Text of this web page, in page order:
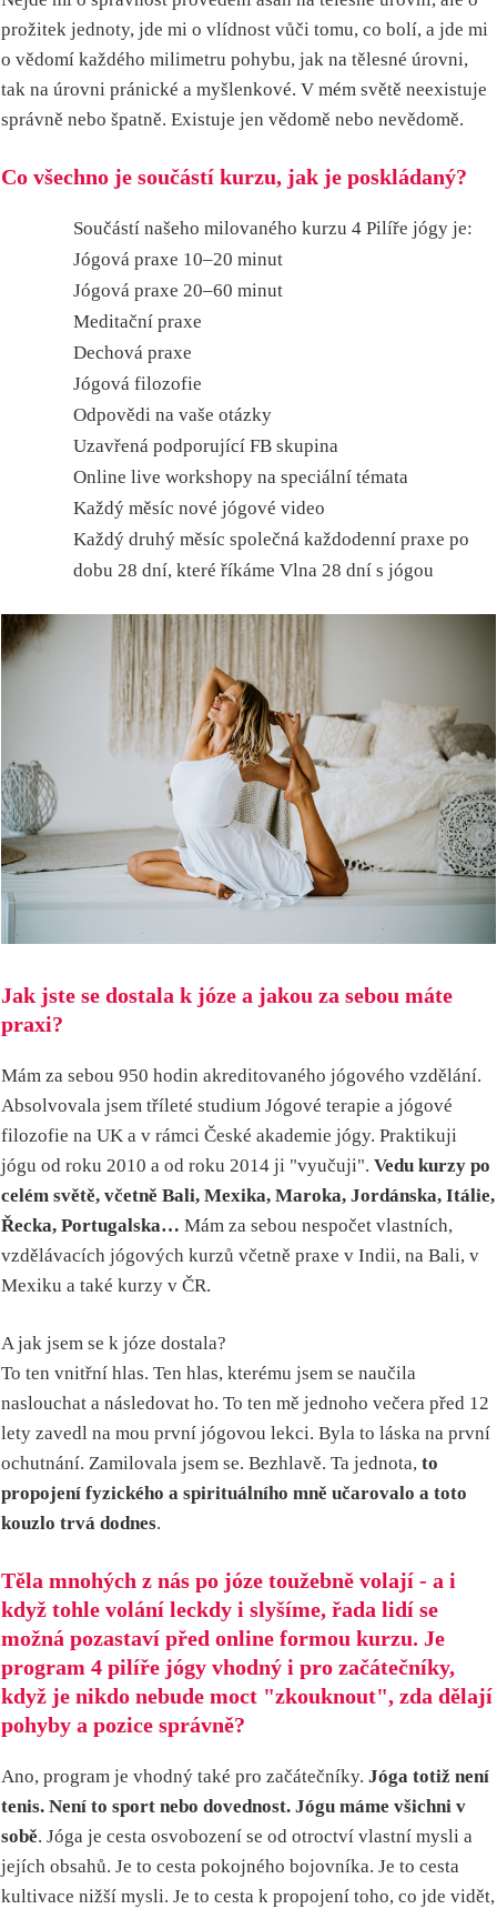
prožitek jednoty, jde mi o vlídnost vůči tomu, co bolí, a jde mi
o vědomí každého milimetru pohybu, jak na tělesné úrovni,
tak na úrovni pránické a myšlenkové. V mém světě neexistuje
správně nebo špatně. Existuje jen vědomě nebo nevědomě.
Co všechno je součástí kurzu, jak je poskládaný?
Součástí našeho milovaného kurzu 4 Pilíře jógy je:
Jógová praxe 10–20 minut
Jógová praxe 20–60 minut
Meditační praxe
Dechová praxe
Jógová filozofie
Odpovědi na vaše otázky
Uzavřená podporující FB skupina
Online live workshopy na speciální témata
Každý měsíc nové jógové video
Každý druhý měsíc společná každodenní praxe po
dobu 28 dní, které říkáme Vlna 28 dní s jógou
Jak jste se dostala k józe a jakou za sebou máte
praxi?
Mám za sebou 950 hodin akreditovaného jógového vzdělání.
Absolvovala jsem tříleté studium Jógové terapie a jógové
filozofie na UK a v rámci České akademie jógy. Praktikuji
jógu od roku 2010 a od roku 2014 ji "vyučuji". Vedu kurzy po
celém světě, včetně Bali, Mexika, Maroka, Jordánska, Itálie,
Řecka, Portugalska… Mám za sebou nespočet vlastních,
vzdělávacích jógových kurzů včetně praxe v Indii, na Bali, v
Mexiku a také kurzy v ČR.
A jak jsem se k józe dostala?
To ten vnitřní hlas. Ten hlas, kterému jsem se naučila
naslouchat a následovat ho. To ten mě jednoho večera před 12
lety zavedl na mou první jógovou lekci. Byla to láska na první
ochutnání. Zamilovala jsem se. Bezhlavě. Ta jednota, to
propojení fyzického a spirituálního mně učarovalo a toto
kouzlo trvá dodnes.
Těla mnohých z nás po józe toužebně volají - a i
když tohle volání leckdy i slyšíme, řada lidí se
možná pozastaví před online formou kurzu. Je
program 4 pilíře jógy vhodný i pro začátečníky,
když je nikdo nebude moct "zkouknout", zda dělají
pohyby a pozice správně?
Ano, program je vhodný také pro začátečníky. Jóga totiž není
tenis. Není to sport nebo dovednost. Jógu máme všichni v
sobě. Jóga je cesta osvobození se od otroctví vlastní mysli a
jejích obsahů. Je to cesta pokojného bojovníka. Je to cesta
kultivace nižší mysli. Je to cesta k propojení toho, co jde vidět,